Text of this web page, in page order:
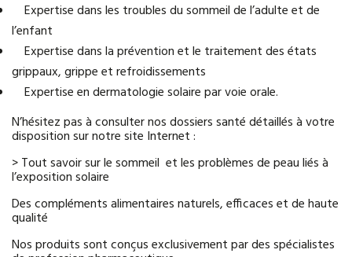
Expertise dans les troubles du sommeil de l’adulte et de
l’enfant
Expertise dans la prévention et le traitement des états
grippaux, grippe et refroidissements
Expertise en dermatologie solaire par voie orale.
N’hésitez pas à consulter nos dossiers santé détaillés à votre
disposition sur notre site Internet :
> Tout savoir sur le sommeil et les problèmes de peau liés à
l’exposition solaire
Des compléments alimentaires naturels, efficaces et de haute
qualité
Nos produits sont conçus exclusivement par des spécialistes